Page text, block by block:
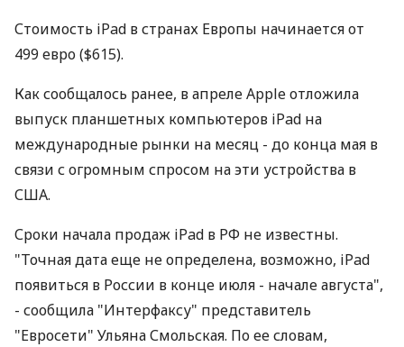
Стоимость iPad в странах Европы начинается от
499 евро ($615).
Как сообщалось ранее, в апреле Apple отложила
выпуск планшетных компьютеров iPad на
международные рынки на месяц - до конца мая в
связи с огромным спросом на эти устройства в
США.
Сроки начала продаж iPad в РФ не известны.
"Точная дата еще не определена, возможно, iPad
появиться в России в конце июля - начале августа",
- сообщила "Интерфаксу" представитель
"Евросети" Ульяна Смольская. По ее словам,